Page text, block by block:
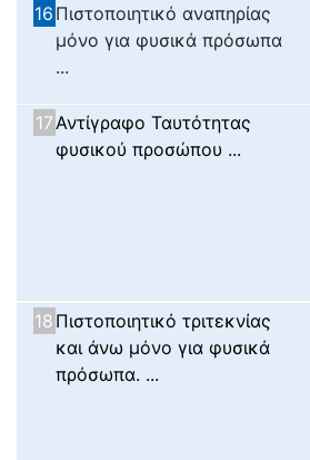
16 Πιστοποιητικό αναπηρίας
μόνο για φυσικά πρόσωπα
...
17Αντίγραφο Ταυτότητας
φυσικού προσώπου ...
18 Πιστοποιητικό τριτεκνίας
και άνω μόνο για φυσικά
πρόσωπα. ...